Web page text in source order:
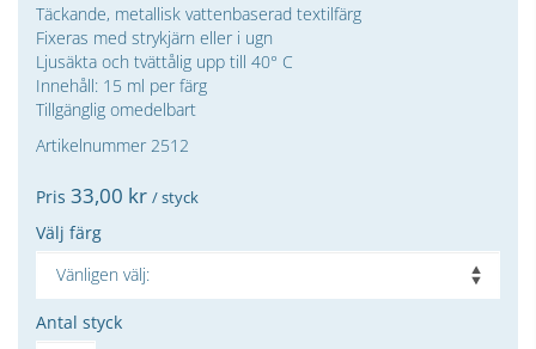
Täckande, metallisk vattenbaserad textilfärg
Fixeras med strykjärn eller i ugn
Ljusäkta och tvättålig upp till 40° C
Innehåll: 15 ml per färg
Tillgänglig omedelbart
Artikelnummer 2512
Pris 33,00 kr / styck
Välj färg
Antal styck